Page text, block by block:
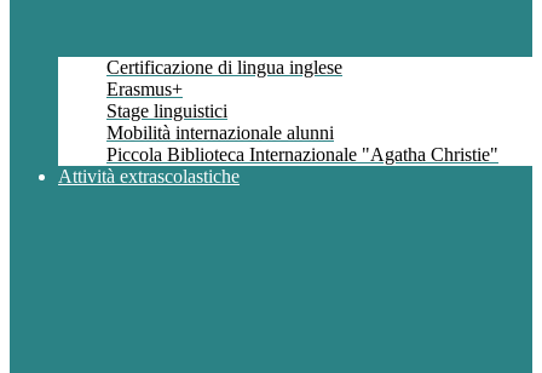
Certificazione di lingua inglese
Erasmus+
Stage linguistici
Mobilità internazionale alunni
Piccola Biblioteca Internazionale "Agatha Christie"
Attività extrascolastiche